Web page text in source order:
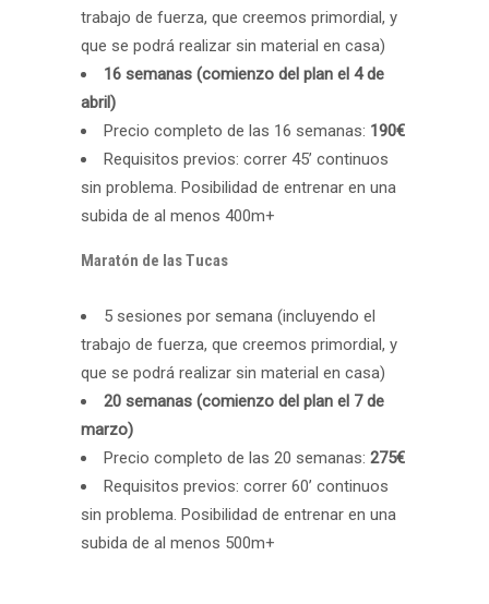
trabajo de fuerza, que creemos primordial, y
que se podrá realizar sin material en casa)
16 semanas (comienzo del plan el 4 de
abril)
Precio completo de las 16 semanas: 190€
Requisitos previos: correr 45’ continuos
sin problema. Posibilidad de entrenar en una
subida de al menos 400m+
Maratón de las Tucas
5 sesiones por semana (incluyendo el
trabajo de fuerza, que creemos primordial, y
que se podrá realizar sin material en casa)
20 semanas (comienzo del plan el 7 de
marzo)
Precio completo de las 20 semanas: 275€
Requisitos previos: correr 60’ continuos
sin problema. Posibilidad de entrenar en una
subida de al menos 500m+